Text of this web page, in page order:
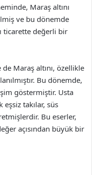
Maraş altını
ve bu dönemde
ticarette değerli bir
Maraş altını, özellikle
Bu dönemde,
göstermiştir. Usta
eşsiz takılar, süs
Bu eserler,
açısından büyük bir